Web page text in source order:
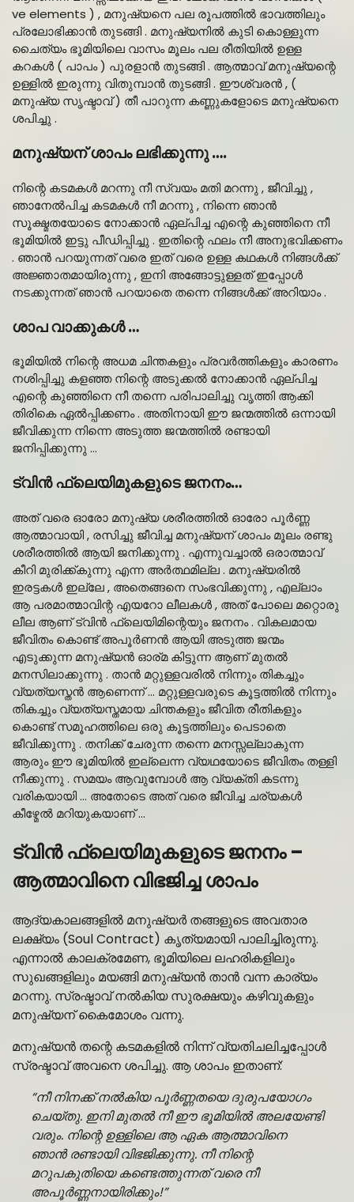
ve elements ) , മനുഷ്യനെ പല രൂപത്തിൽ ഭാവത്തിലും
പ്രലോഭിക്കാൻ തുടങ്ങി . മനുഷ്യനിൽ കുടി കൊള്ളുന്ന
ചൈത്യം ഭൂമിയിലെ വാസം മൂലം പല രീതിയിൽ ഉള്ള
കറകൾ ( പാപം ) പുരളാൻ തുടങ്ങി . ആത്മാവ് മനുഷ്യന്റെ
ഉള്ളിൽ ഇരുന്നു വിതുമ്പാൻ തുടങ്ങി . ഈശ്വരൻ , (
മനുഷ്യ സൃഷ്ടാവ് ) തീ പാറുന്ന കണ്ണുകളോടെ മനുഷ്യനെ
ശപിച്ചു .
മനുഷ്യന്‌ ശാപം ലഭിക്കുന്നു ….
നിന്റെ കടമകൾ മറന്നു നീ സ്വയം മതി മറന്നു , ജീവിച്ചു ,
ഞാനേൽപിച്ച കടമകൾ നീ മറന്നു , നിന്നെ ഞാൻ
സൂക്ഷ്മതയോടെ നോക്കാൻ ഏല്പിച്ച എന്റെ കുഞ്ഞിനെ നീ
ഭൂമിയിൽ ഇട്ടു പീഡിപ്പിച്ചു . ഇതിന്റെ ഫലം നീ അനുഭവിക്കണം
. ഞാൻ പറയുന്നത് വരെ ഇത് വരെ ഉള്ള കഥകൾ നിങ്ങൾക്ക്
അജ്ഞാതമായിരുന്നു , ഇനി അങ്ങോട്ടുള്ളത് ഇപ്പോൾ
നടക്കുന്നത് ഞാൻ പറയാതെ തന്നെ നിങ്ങൾക്ക് അറിയാം .
ശാപ വാക്കുകൾ …
ഭൂമിയിൽ നിന്റെ അധമ ചിന്തകളും പ്രവർത്തികളും കാരണം
നശിപ്പിച്ചു കളഞ്ഞ നിന്റെ അടുക്കൽ നോക്കാൻ ഏല്പിച്ച
എന്റെ കുഞ്ഞിനെ നീ തന്നെ പരിപാലിച്ചു വൃത്തി ആക്കി
തിരികെ ഏൽപ്പിക്കണം . അതിനായി ഈ ജന്മത്തിൽ ഒന്നായി
ജീവിക്കുന്ന നിന്നെ അടുത്ത ജന്മത്തിൽ രണ്ടായി
ജനിപ്പിക്കുന്നു …
ട്വിൻ ഫ്ലെയിമുകളുടെ ജനനം…
അത് വരെ ഓരോ മനുഷ്യ ശരീരത്തിൽ ഓരോ പൂർണ്ണ
ആത്മാവായി , രസിച്ചു ജീവിച്ച മനുഷ്യന്‌ ശാപം മൂലം രണ്ടു
ശരീരത്തിൽ ആയി ജനിക്കുന്നു . എന്നുവച്ചാൽ ഒരാത്മാവ്
കീറി മുരിക്ക്കുന്നു എന്ന അർത്ഥമില്ല . മനുഷ്യരിൽ
ഇരട്ടകൾ ഇല്ലേ , അതെങ്ങനെ സംഭവിക്കുന്നു , എല്ലാം
ആ പരമാത്മാവിന്റ എയറോ ലീലകൾ , അത് പോലെ മറ്റൊരു
ലീല ആണ് ട്വിൻ ഫ്ലെയിമിന്റെയും ജനനം . വികലമായ
ജീവിതം കൊണ്ട് അപൂർണൻ ആയി അടുത്ത ജന്മം
എടുക്കുന്ന മനുഷ്യൻ ഓര്മ കിട്ടുന്ന ആണ് മുതൽ
മനസിലാക്കുന്നു . താൻ മറ്റുള്ളവരിൽ നിന്നും തികച്ചും
വ്യത്യസ്തൻ ആണെന്ന് … മറ്റുള്ളവരുടെ കൂട്ടത്തിൽ നിന്നും
തികച്ചും വ്യത്യസ്തമായ ചിന്തകളും ജീവിത രീതികളും
കൊണ്ട് സമൂഹത്തിലെ ഒരു കൂട്ടത്തിലും പെടാതെ
ജീവിക്കുന്നു . തനിക്ക് ചേരുന്ന തന്നെ മനസ്സല്ലാകുന്ന
ആരും ഈ ഭൂമിയിൽ ഇല്ലെന്ന വ്യഥയോടെ ജീവിതം തള്ളി
നീക്കുന്നു . സമയം ആവുമ്പോൾ ആ വ്യക്തി കടന്നു
വരികയായി … അതോടെ അത് വരെ ജീവിച്ച ചര്യകൾ
കീഴ്മേൽ മറിയുകയാണ് …
ട്വിൻ ഫ്ലെയിമുകളുടെ ജനനം –
ആത്മാവിനെ വിഭജിച്ച ശാപം
ആദ്യകാലങ്ങളിൽ മനുഷ്യർ തങ്ങളുടെ അവതാര
ലക്ഷ്യം (Soul Contract) കൃത്യമായി പാലിച്ചിരുന്നു.
എന്നാൽ കാലക്രമേണ, ഭൂമിയിലെ ലഹരികളിലും
സുഖങ്ങളിലും മയങ്ങി മനുഷ്യൻ താൻ വന്ന കാര്യം
മറന്നു. സ്രഷ്ടാവ് നൽകിയ സുരക്ഷയും കഴിവുകളും
മനുഷ്യന് കൈമോശം വന്നു.
മനുഷ്യൻ തന്റെ കടമകളിൽ നിന്ന് വ്യതിചലിച്ചപ്പോൾ
സ്രഷ്ടാവ് അവനെ ശപിച്ചു. ആ ശാപം ഇതാണ്:
“നീ നിനക്ക് നൽകിയ പൂർണ്ണതയെ ദുരുപയോഗം
ചെയ്തു. ഇനി മുതൽ നീ ഈ ഭൂമിയിൽ അലയേണ്ടി
വരും. നിന്റെ ഉള്ളിലെ ആ ഏക ആത്മാവിനെ
ഞാൻ രണ്ടായി വിഭജിക്കുന്നു. നീ നിന്റെ
മറുപകുതിയെ കണ്ടെത്തുന്നത് വരെ നീ
അപൂർണ്ണനായിരിക്കും!”